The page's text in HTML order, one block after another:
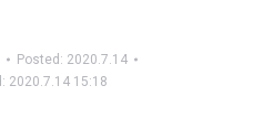
Posted: 2020.7.14
2020.7.14 15:18